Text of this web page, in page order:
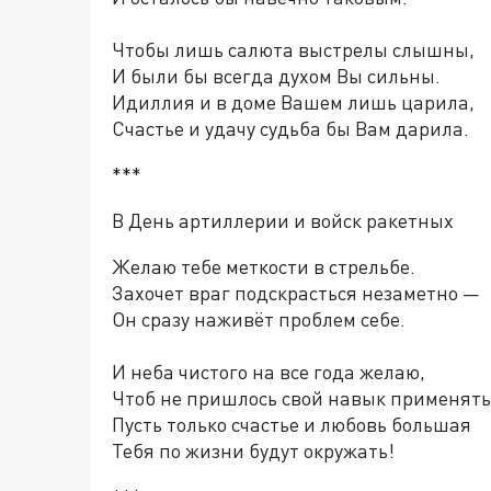
Чтобы лишь салюта выстрелы слышны,
И были бы всегда духом Вы сильны.
Идиллия и в доме Вашем лишь царила,
Счастье и удачу судьба бы Вам дарила.
***
В День артиллерии и войск ракетных
Желаю тебе меткости в стрельбе.
Захочет враг подскрасться незаметно —
Он сразу наживёт проблем себе.
И неба чистого на все года желаю,
Чтоб не пришлось свой навык
Пусть только счастье и любовь большая
Тебя по жизни будут окружать!